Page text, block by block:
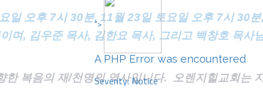
">
A PHP Error was encountered
Severity: Notice
일 오후 7시 30분, 11월 23일 토요일 오후 7시 30
며, 김우준 목사, 김한요 목사, 그리고 백창호 목사
한 복음의 재/천명의 역사입니다. 오렌지힐교회는